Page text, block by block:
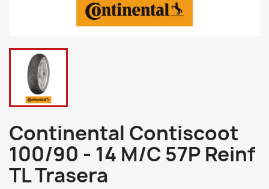
Continental Contiscoot
100/90 - 14 M/C 57P Reinf
TL Trasera